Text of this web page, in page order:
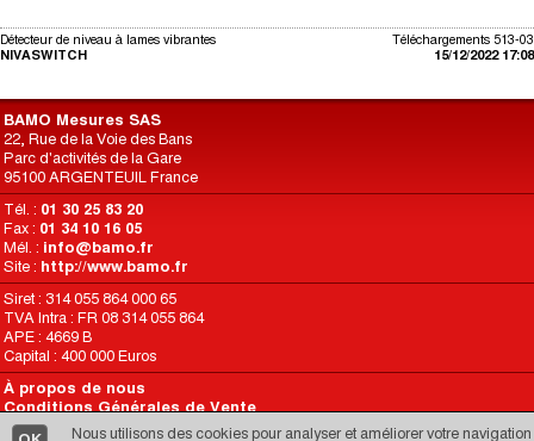
Nous utilisons des cookies pour analyser et améliorer votre navigation
Téléchargements 513-03
15/12/2022 17:08
Détecteur de niveau à lames vibrantes
NIVASWITCH
BAMO Mesures SAS
22, Rue de la Voie des Bans
Parc d'activités de la Gare
95100 ARGENTEUIL France
Tél. : 01 30 25 83 20
Fax : 01 34 10 16 05
Mél. : info@bamo.fr
Site : http://www.bamo.fr
Siret : 314 055 864 000 65
TVA Intra : FR 08 314 055 864
APE : 4669 B
Capital : 400 000 Euros
À propos de nous
Conditions Générales de Vente
Conditions d’Utilisation du Site